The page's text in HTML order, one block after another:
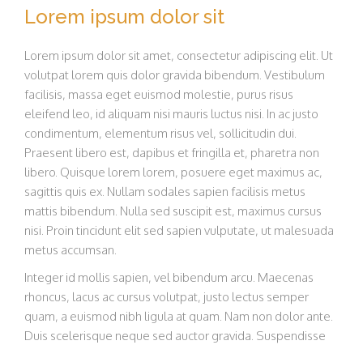
Lorem ipsum dolor sit
Lorem ipsum dolor sit amet, consectetur adipiscing elit. Ut
volutpat lorem quis dolor gravida bibendum. Vestibulum
facilisis, massa eget euismod molestie, purus risus
eleifend leo, id aliquam nisi mauris luctus nisi. In ac justo
condimentum, elementum risus vel, sollicitudin dui.
Praesent libero est, dapibus et fringilla et, pharetra non
libero. Quisque lorem lorem, posuere eget maximus ac,
sagittis quis ex. Nullam sodales sapien facilisis metus
mattis bibendum. Nulla sed suscipit est, maximus cursus
nisi. Proin tincidunt elit sed sapien vulputate, ut malesuada
metus accumsan.
Integer id mollis sapien, vel bibendum arcu. Maecenas
rhoncus, lacus ac cursus volutpat, justo lectus semper
quam, a euismod nibh ligula at quam. Nam non dolor ante.
Duis scelerisque neque sed auctor gravida. Suspendisse